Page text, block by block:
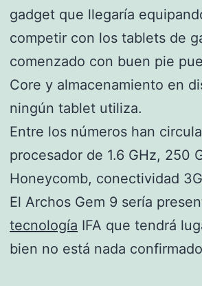
gadget que llegaría
competir con los tablets de
comenzado con buen pie
Core y almacenamiento en
ningún tablet utiliza.
Entre los números han
procesador de 1.6 GHz, 250
Honeycomb, conectividad
El Archos Gem 9 sería
tecnología IFA que tendrá
bien no está nada